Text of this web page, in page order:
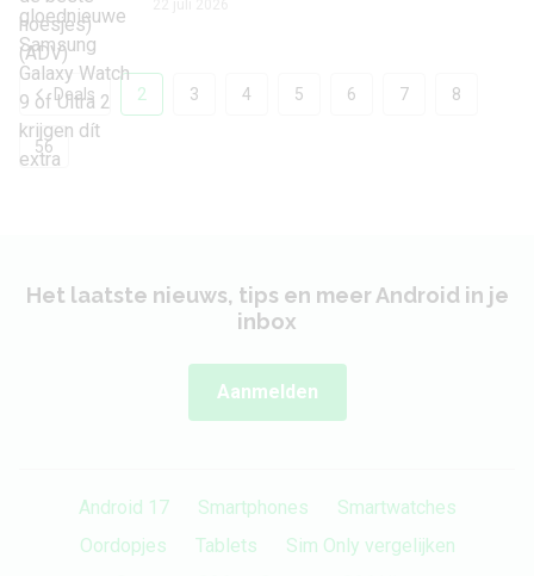
Deals 2 3 4 5 6 7 8
56
Het laatste nieuws, tips en meer Android in je
inbox
Aanmelden
Android 17 Smartphones
Smartwatches
Oordopjes
Tablets
Sim Only vergelijken